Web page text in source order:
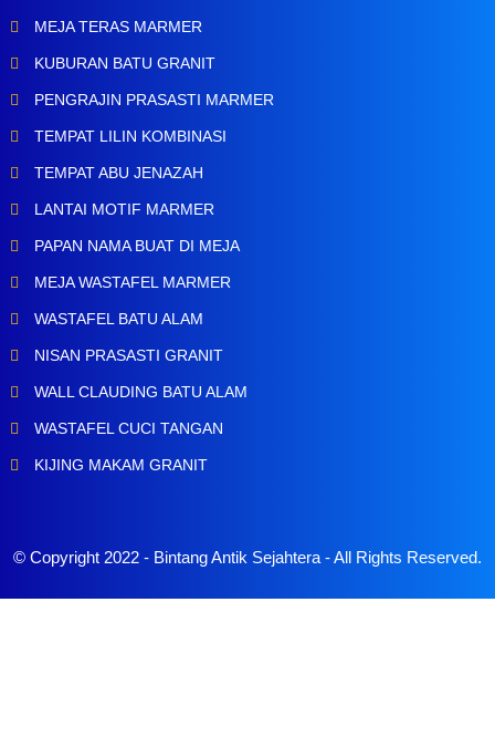
MEJA TERAS MARMER
KUBURAN BATU GRANIT
PENGRAJIN PRASASTI MARMER
TEMPAT LILIN KOMBINASI
TEMPAT ABU JENAZAH
LANTAI MOTIF MARMER
PAPAN NAMA BUAT DI MEJA
MEJA WASTAFEL MARMER
WASTAFEL BATU ALAM
NISAN PRASASTI GRANIT
WALL CLAUDING BATU ALAM
WASTAFEL CUCI TANGAN
KIJING MAKAM GRANIT
© Copyright 2022 - Bintang Antik Sejahtera- All Rights Reserved.